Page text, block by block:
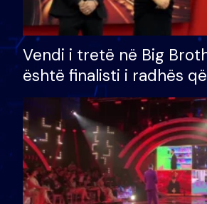
Vendi i tretë në Big
është finalisti i radhës